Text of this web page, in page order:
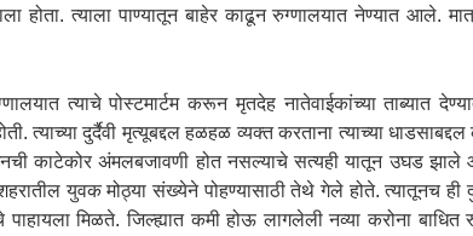
होता. त्याला पाण्यातून बाहेर काढून रुग्णालयात नेण्यात आले.
त्याचे पोस्टमार्टम करून मृतदेह नातेवाईकांच्या ताब्यात
होती. त्याच्या दुर्दैवी मृत्यूबद्दल हळहळ व्यक्त करताना त्याच्या
काटेकोर अंमलबजावणी होत नसल्याचे सत्यही यातून उघड झाले
युवक मोठ्या संख्येने पोहण्यासाठी तेथे गेले होते. त्यातूनच ही
पाहायला मिळते. जिल्ह्यात कमी होऊ लागलेली नव्या करोना बाधित